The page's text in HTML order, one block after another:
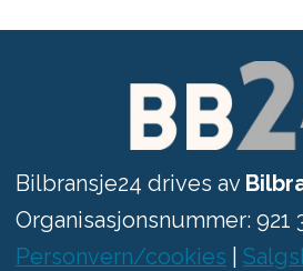
Bilbransje24 drives av
Organisasjonsnummer: 921
Personvern/cookies